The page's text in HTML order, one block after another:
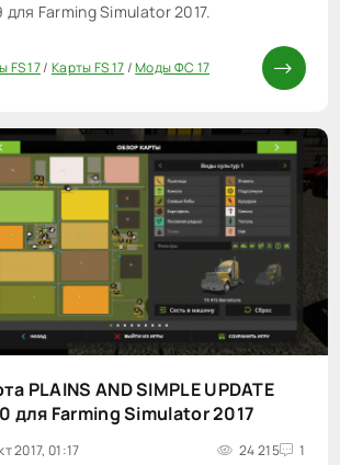
для Farming Simulator 2017.
FS 17/ Карты FS 17/Моды ФС 17
20
PLAINS AND SIMPLE UPDATE
для Farming Simulator 2017
2017, 01:17 24 215 1